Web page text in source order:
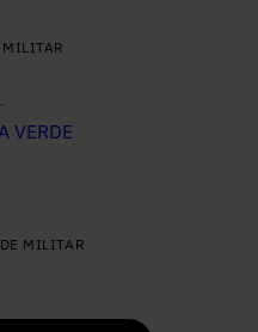
MILITAR
MILITAR